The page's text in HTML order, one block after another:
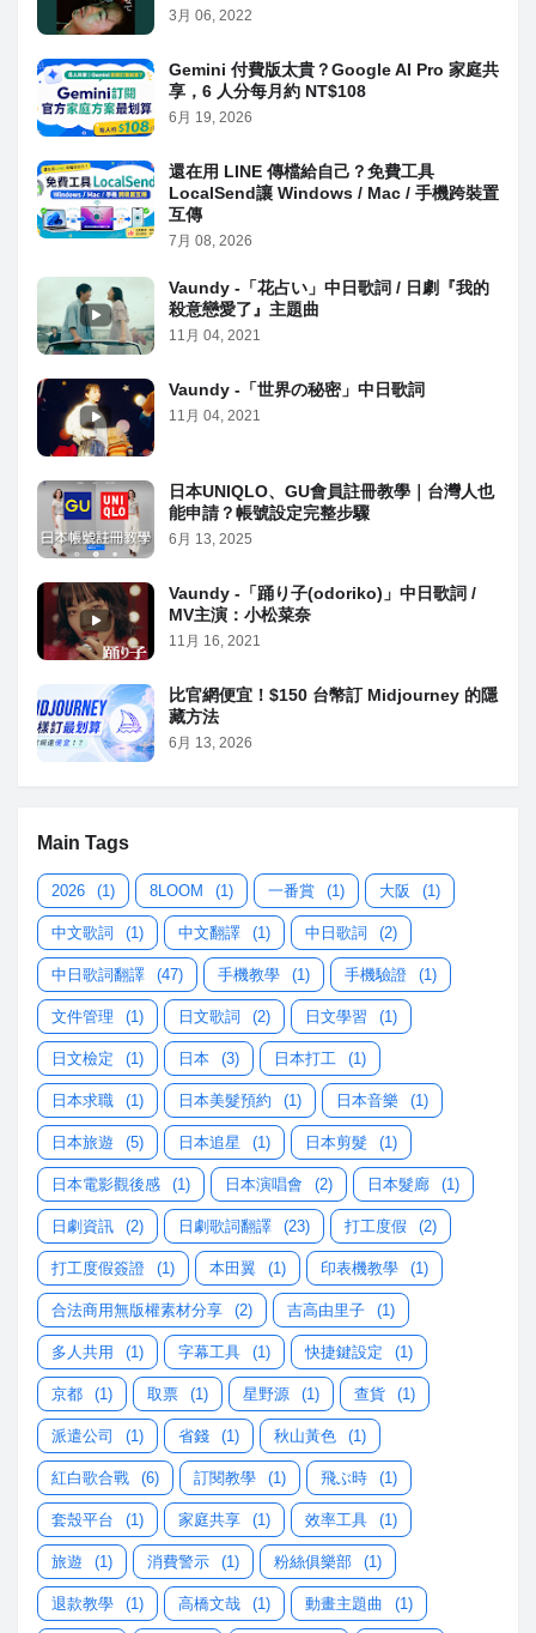
3月 06, 2022
Gemini 付費版太貴？Google AI Pro 家庭共
享，6 人分每月約 NT$108
6月 19, 2026
還在用 LINE 傳檔給自己？免費工具
LocalSend讓 Windows / Mac / 手機跨裝置
互傳
7月 08, 2026
Vaundy -「花占い」中日歌詞 / 日劇『我的
殺意戀愛了』主題曲
11月 04, 2021
Vaundy -「世界の秘密」中日歌詞
11月 04, 2021
日本UNIQLO、GU會員註冊教學｜台灣人也
能申請？帳號設定完整步驟
6月 13, 2025
Vaundy -「踊り子(odoriko)」中日歌詞 /
MV主演：小松菜奈
11月 16, 2021
比官網便宜！$150 台幣訂 Midjourney 的隱
藏方法
6月 13, 2026
Main Tags
2026 (1) 8LOOM (1) 一番賞 (1) 大阪 (1)
中文歌詞 (1) 中文翻譯 (1) 中日歌詞 (2)
中日歌詞翻譯 (47) 手機教學 (1) 手機驗證 (1)
文件管理 (1) 日文歌詞 (2) 日文學習 (1)
日文檢定 (1) 日本 (3) 日本打工 (1)
日本求職 (1) 日本美髮預約 (1) 日本音樂 (1)
日本旅遊 (5) 日本追星 (1) 日本剪髮 (1)
日本電影觀後感 (1) 日本演唱會 (2) 日本髮廊 (1)
日劇資訊 (2) 日劇歌詞翻譯 (23) 打工度假 (2)
打工度假簽證 (1) 本田翼 (1) 印表機教學 (1)
合法商用無版權素材分享 (2) 吉高由里子 (1)
多人共用 (1) 字幕工具 (1) 快捷鍵設定 (1)
京都 (1) 取票 (1) 星野源 (1) 查貨 (1)
派遣公司 (1) 省錢 (1) 秋山黃色 (1)
紅白歌合戰 (6) 訂閱教學 (1) 飛ぶ時 (1)
套殼平台 (1) 家庭共享 (1) 效率工具 (1)
旅遊 (1) 消費警示 (1) 粉絲俱樂部 (1)
退款教學 (1) 高橋文哉 (1) 動畫主題曲 (1)